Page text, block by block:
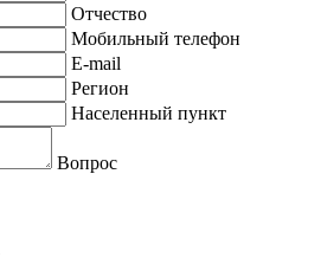
Отчество
Мобильный телефон
E-mail
Регион
Населенный пункт
Вопрос